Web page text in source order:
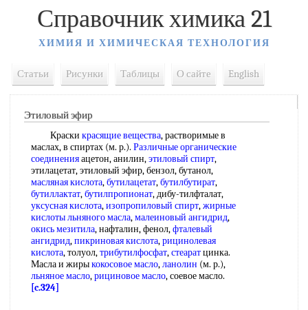
Справочник химика 21
ХИМИЯ И ХИМИЧЕСКАЯ ТЕХНОЛОГИЯ
Статьи Рисунки Таблицы О сайте English
Этиловый эфир
Краски красящие вещества, растворимые в
маслах, в спиртах (м. р.). Различные органические
соединенияацетон, анилин,этиловый спирт,
этилацетат, этиловый эфир, бензол, бутанол,
масляная кислота,бутилацетат,бутилбутират,
бутиллактат,бутилпропионат, дибу-тилфталат,
уксусная кислота,изопропиловый спирт,жирные
кислоты льняного масла,малеиновый ангидрид,
окись мезитила, нафталин, фенол,фталевый
ангидрид,пикриновая кислота,рицинолевая
кислота, толуол,трибутилфосфат,стеаратцинка.
Масла и жирыкокосовое масло,ланолин (м. р.),
льняное масло,рициновое масло, соевое масло.
[c.324]